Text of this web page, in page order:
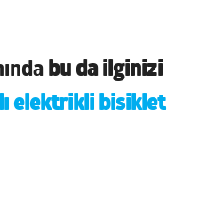
bu da ilginizi
elektrikli bisiklet